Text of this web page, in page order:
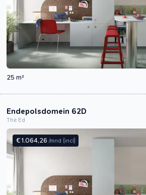
25 m²
Endepolsdomein 62D
The Ed
€ 1.064,26 /mnd (incl)